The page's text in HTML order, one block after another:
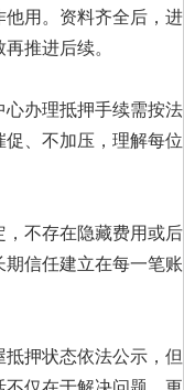
用。资料齐全后，进
推进后续。
心办理抵押手续需按法
、不加压，理解每位
不存在隐藏费用或后
信任建立在每一笔账
押状态依法公示，但